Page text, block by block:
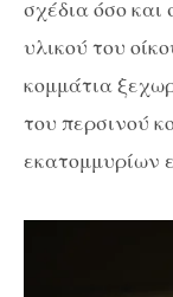
σχέδια όσο και
υλικού του
κομμάτια
του περσινού
εκατομμυρίων